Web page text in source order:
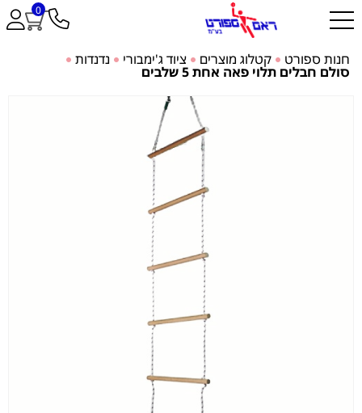
0
חנות ספורט קטלוג מוצרים ציוד ג'ימבורי נדנדות
סולם חבלים תלוי פאה אחת 5 שלבים